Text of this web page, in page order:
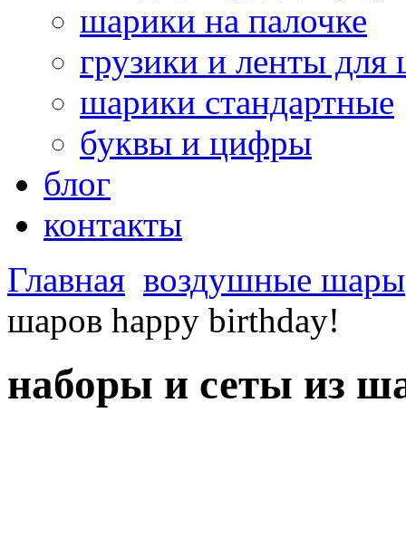
шарики на палочке
грузики и ленты для
шарики стандартные
буквы и цифры
блог
контакты
Главная воздушные шары
шаров happy birthday!
наборы и сеты из